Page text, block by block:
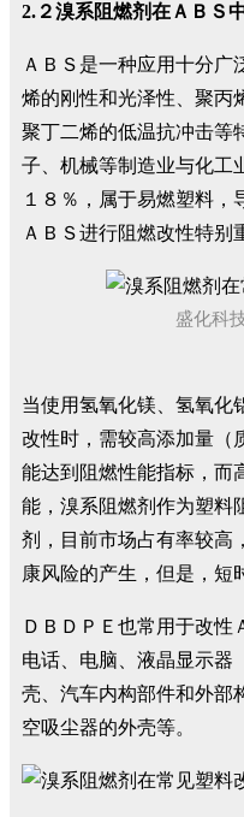
2.２溴系阻燃剂在ＡＢＳ
ＡＢＳ是一种应用十分广
烯的刚性和光泽性、聚丙
聚丁二烯的低温抗冲击等
子、机械等制造业与化工
１８％，属于易燃塑料，
ＡＢＳ进行阻燃改性特别
盛化科
当使用氢氧化镁、氢氧化
改性时，需较高添加量（
能达到阻燃性能指标，而
能，溴系阻燃剂作为塑料
剂，目前市场占有率较高
康风险的产生，但是，短
ＤＢＤＰＥ也常用于改性
电话、电脑、液晶显示器
壳、汽车内构部件和外部
空吸尘器的外壳等。